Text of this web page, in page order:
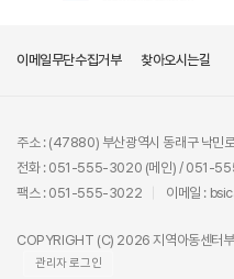
이메일무단수집거부 찾아오시는길
주소 : (47880) 부산광역시 동래구 낙민
전화 : 051-555-3020 (메인) / 051-
팩스 : 051-555-3022
이메일 :
COPYRIGHT (C) 2026 지역아동센터
관리자 로그인